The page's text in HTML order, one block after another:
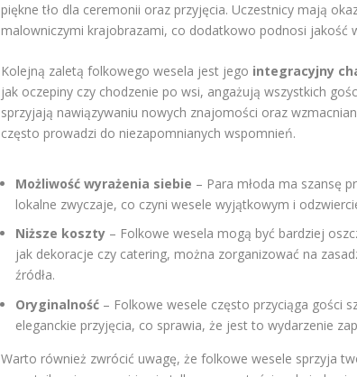
piękne tło dla ceremonii oraz przyjęcia. Uczestnicy mają
malowniczymi krajobrazami, co dodatkowo podnosi jakość
Kolejną zaletą folkowego wesela jest jego integracyjny
jak oczepiny czy chodzenie po wsi, angażują wszystkich
sprzyjają nawiązywaniu nowych znajomości oraz
często prowadzi do niezapomnianych wspomnień.
Możliwość wyrażenia siebie – Para młoda ma szansę
lokalne zwyczaje, co czyni wesele wyjątkowym i
Niższe koszty– Folkowe wesela mogą być bardziej
jak dekoracje czy catering, można zorganizować na
źródła.
Oryginalność– Folkowe wesele często przyciąga gości
eleganckie przyjęcia, co sprawia, że jest to wydarzenie
Warto również zwrócić uwagę, że folkowe wesele sprzyja